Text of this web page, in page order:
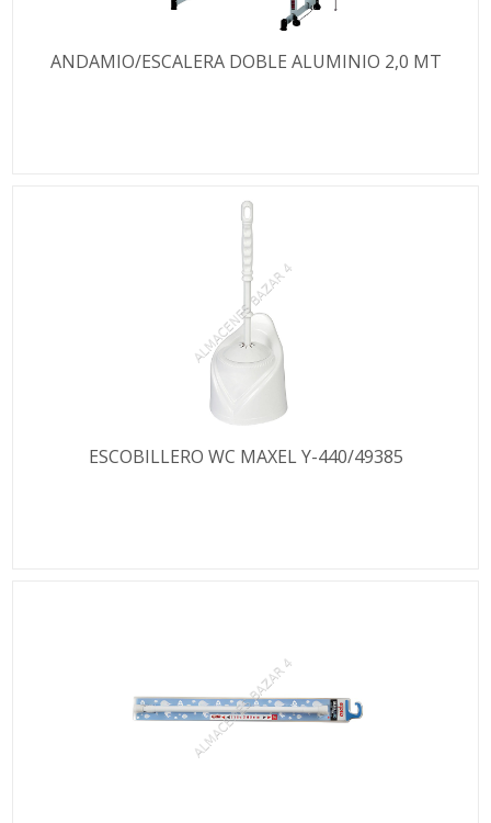
ANDAMIO/ESCALERA DOBLE ALUMINIO 2,0 MT
ESCOBILLERO WC MAXEL Y-440/49385